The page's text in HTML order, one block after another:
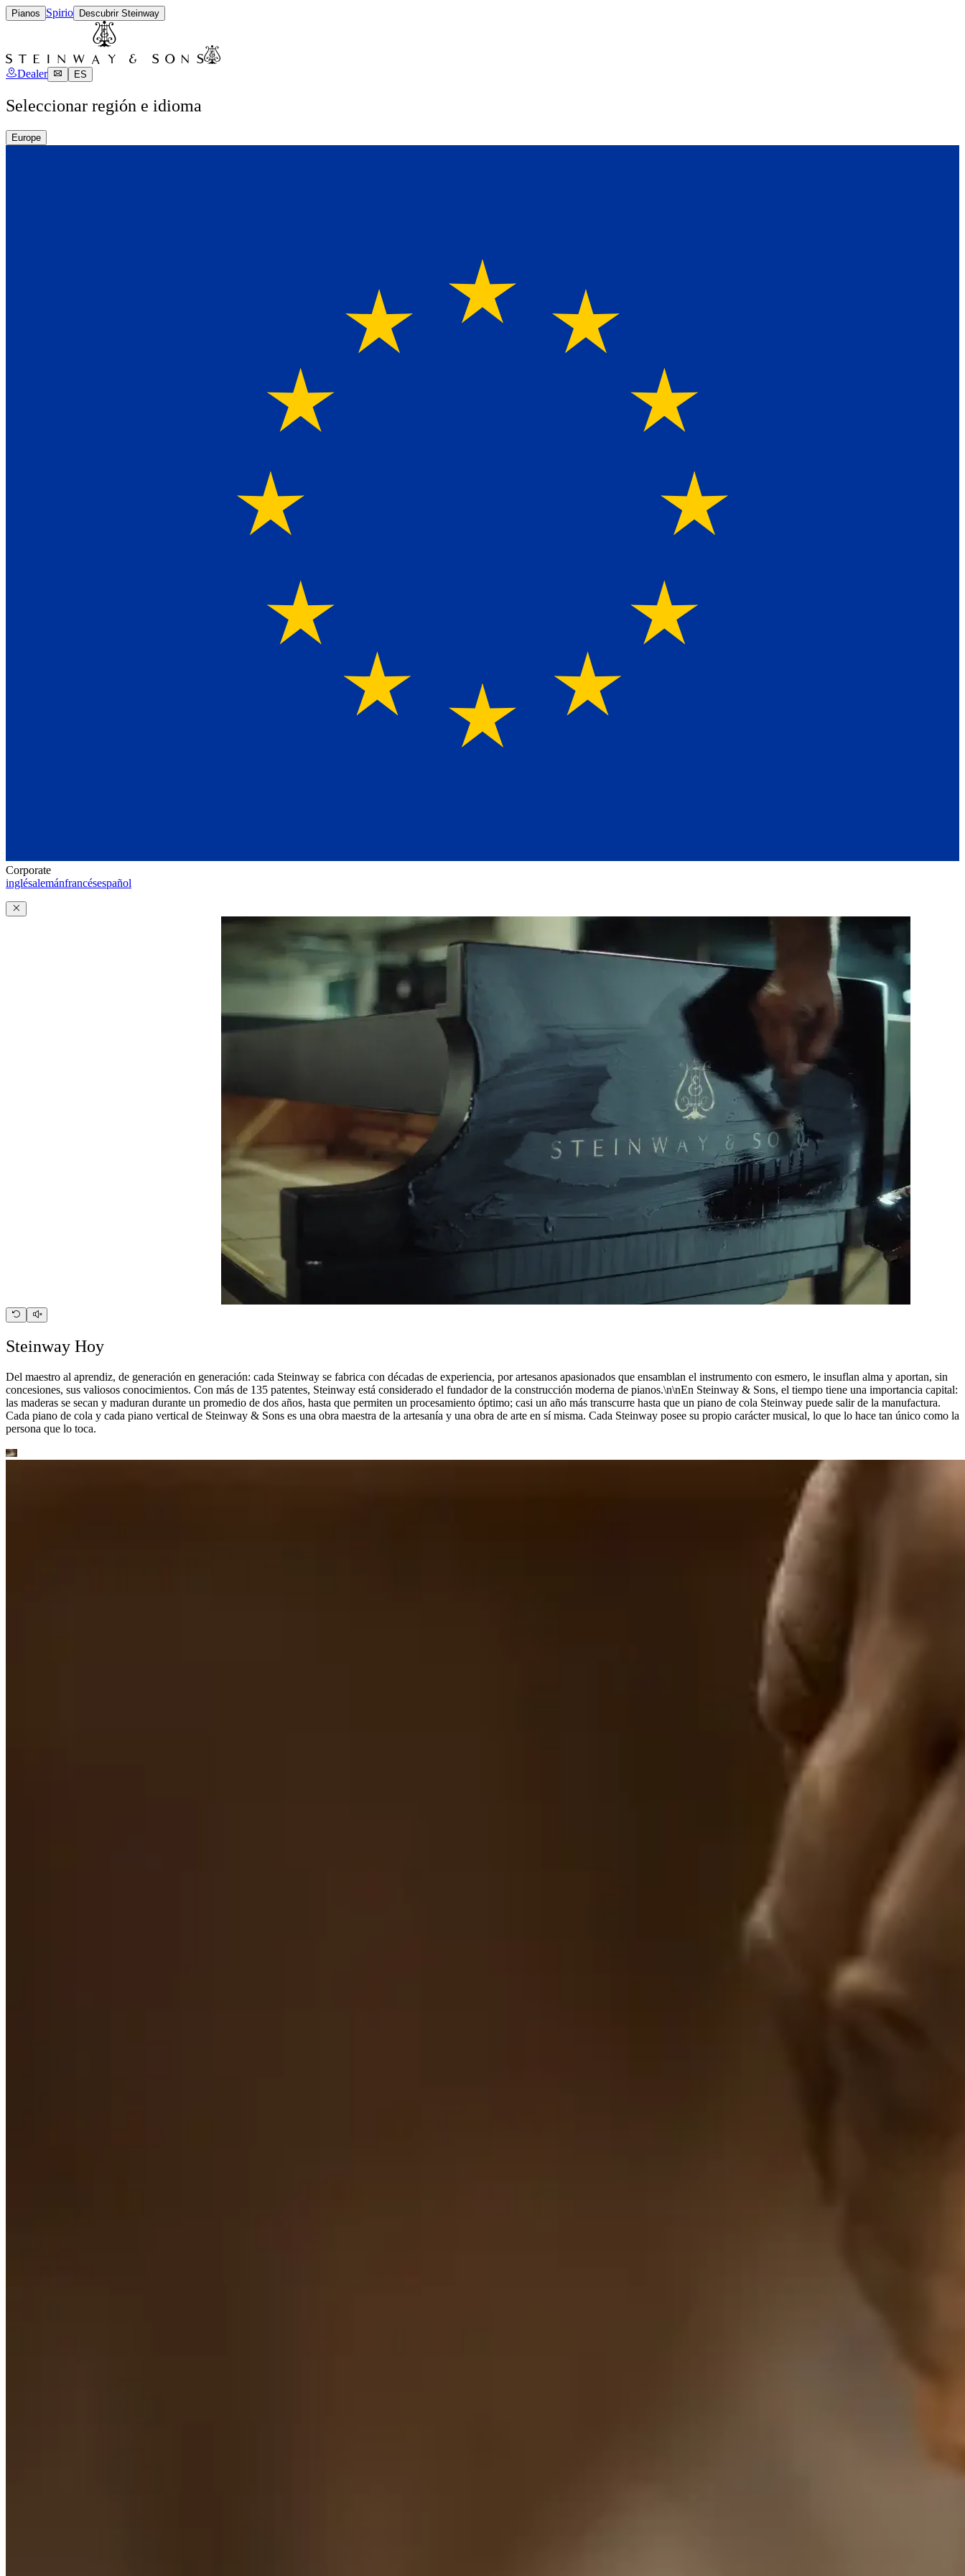
Pianos Spirio Descubrir Steinway
Dealer ES
Seleccionar región e idioma
Europe
Corporate
inglésalemánfrancésespañol
Steinway Hoy
Del maestro al aprendiz, de generación en generación: cada Steinway se fabrica con décadas de experiencia, por artesanos apasionados que ensamblan el instrumento con esmero, le insuflan alma y aportan, sin
concesiones, sus valiosos conocimientos. Con más de 135 patentes, Steinway está considerado el fundador de la construcción moderna de pianos.\n\nEn Steinway ⁠&⁠ Sons, el tiempo tiene una importancia capital:
las maderas se secan y maduran durante un promedio de dos años, hasta que permiten un procesamiento óptimo; casi un año más transcurre hasta que un piano de cola Steinway puede salir de la manufactura.
Cada piano de cola y cada piano vertical de Steinway ⁠&⁠ Sons es una obra maestra de la artesanía y una obra de arte en sí misma. Cada Steinway posee su propio carácter musical, lo que lo hace tan único como la
persona que lo toca.